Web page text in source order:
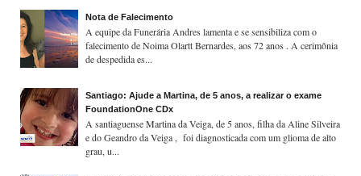
Nota de Falecimento
A equipe da Funerária Andres lamenta e se sensibiliza com o
falecimento de Noima Olartt Bernardes, aos 72 anos . A cerimônia
de despedida es...
Santiago: Ajude a Martina, de 5 anos, a realizar o exame
FoundationOne CDx
A santiaguense Martina da Veiga, de 5 anos, filha da Aline Silveira
e do Geandro da Veiga , foi diagnosticada com um glioma de alto
grau, u...